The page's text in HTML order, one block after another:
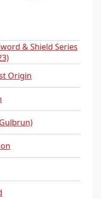
& Shield Series
Origin